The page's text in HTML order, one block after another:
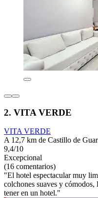
2. VITA VERDE
VITA VERDE
A 12,7 km de Castillo de
9,4/10
Excepcional
(16 comentarios)
"El hotel espectacular muy
colchones suaves y
tener en un hotel."